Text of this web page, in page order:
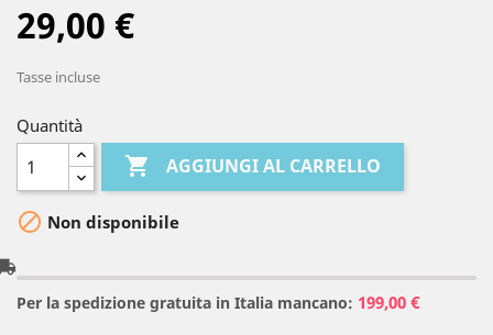
29,00 €
Tasse incluse
Quantità
 AGGIUNGI AL CARRELLO
 Non disponibile
Per la spedizione gratuita in Italia mancano: 199,00 €